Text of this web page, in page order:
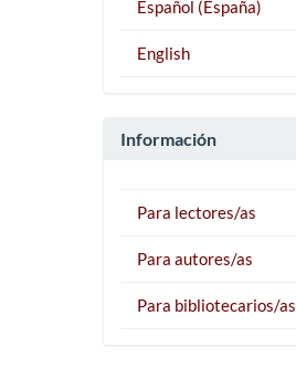
Español (España)
English
Información
Para lectores/as
Para autores/as
Para bibliotecarios/as